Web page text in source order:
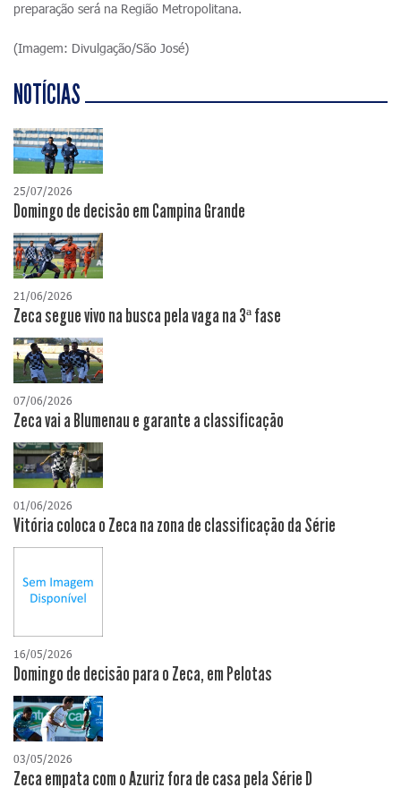
preparação será na Região Metropolitana.
(Imagem: Divulgação/São José)
NOTÍCIAS
25/07/2026
Domingo de decisão em Campina Grande
21/06/2026
Zeca segue vivo na busca pela vaga na 3ª fase
07/06/2026
Zeca vai a Blumenau e garante a classificação
01/06/2026
Vitória coloca o Zeca na zona de classificação da Série
16/05/2026
Domingo de decisão para o Zeca, em Pelotas
03/05/2026
Zeca empata com o Azuriz fora de casa pela Série D